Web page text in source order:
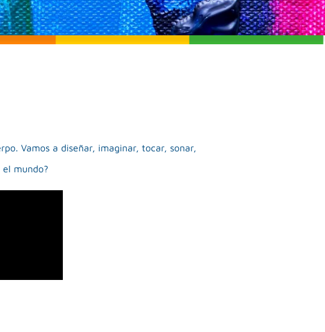
Vamos a diseñar, imaginar, tocar, sonar,
mundo?